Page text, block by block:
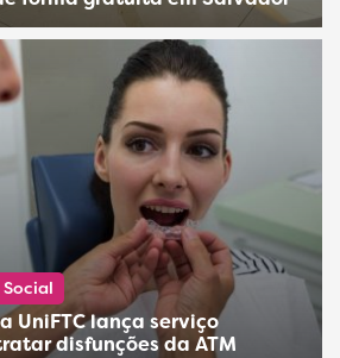
UniFTC lança serviço
disfunções da ATM